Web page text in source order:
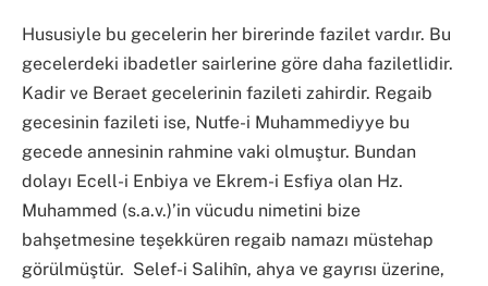
​Hususiyle bu gecelerin her birerinde fazilet vardır. Bu
gecelerdeki ibadetler sairlerine göre daha faziletlidir.
Kadir ve Beraet gecelerinin fazileti zahirdir. Regaib
gecesinin fazileti ise, Nutfe-i Muhammediyye bu
gecede annesinin rahmine vaki olmuştur. Bundan
dolayı Ecell-i Enbiya ve Ekrem-i Esfiya olan Hz.
Muhammed (s.a.v.)’in vücudu nimetini bize
bahşetmesine teşekküren regaib namazı müstehap
görülmüştür. Selef-i Salihîn, ahya ve gayrısı üzerine,